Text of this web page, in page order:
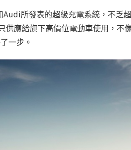
Audi所發表的超級充電系統，不乏
供應給旗下高價位電動車使用，不
一步。